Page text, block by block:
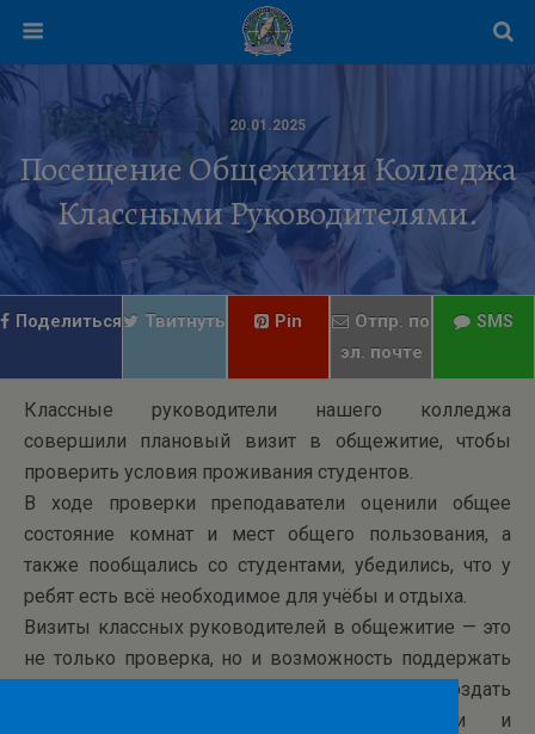
20.01.2025
Посещение Общежития Колледжа
Классными Руководителями.
Поделиться Твитнуть Pin
Отпр. по
эл. почте
SMS
Классные руководители нашего колледжа
совершили плановый визит в общежитие, чтобы
проверить условия проживания студентов.
В ходе проверки преподаватели оценили общее
состояние комнат и мест общего пользования, а
также пообщались со студентами, убедились, что у
ребят есть всё необходимое для учёбы и отдыха.
Визиты классных руководителей в общежитие — это
не только проверка, но и возможность поддержать
студентов, ответить на их вопросы и создать
дружелюбную атмосферу взаимопомощи и